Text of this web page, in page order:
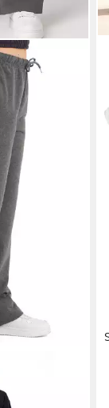
Yogahose